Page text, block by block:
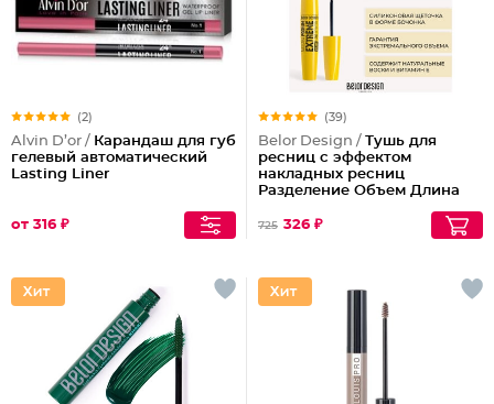
(2)
Alvin D’or / Карандаш для губ
гелевый автоматический
Lasting Liner
от 316 ₽
(39)
Belor Design / Тушь для
ресниц с эффектом
накладных ресниц
Разделение Объем Длина
725 326 ₽